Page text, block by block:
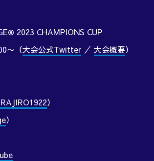
2023 CHAMPIONS CUP
〜（大会公式Twitter ／ 大会概要）
）
）